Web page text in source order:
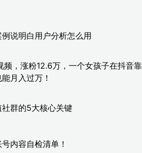
说明白用户分析怎么用
频，涨粉12.6万，一个女孩子在抖音靠
月入过万！
社群的5大核心关键
内容自检清单！